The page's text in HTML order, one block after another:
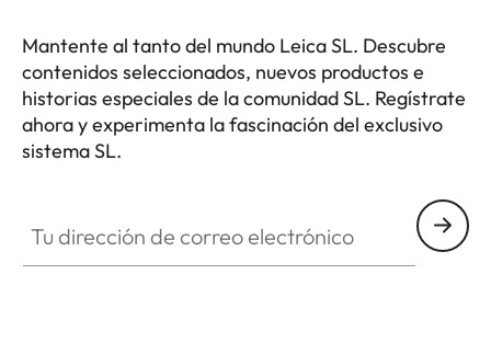
Mantente al tanto del mundo Leica SL. Descubre
contenidos seleccionados, nuevos productos e
historias especiales de la comunidad SL. Regístrate
ahora y experimenta la fascinación del exclusivo
sistema SL.